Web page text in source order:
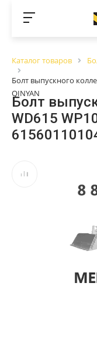
Каталог товаров
Болт выпускного
QINYAN
Болт
WD615